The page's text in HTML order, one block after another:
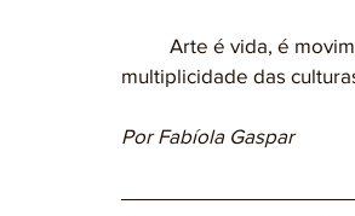
multiplicidade das
Por Fabíola Gaspar